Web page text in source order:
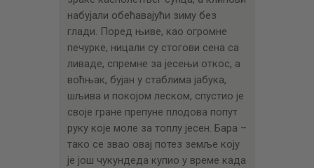
набујали обећавајући зиму без
глади. Поред њиве, као огромне
печурке, ницали су стогови сена са
ливаде, спремне за јесењи откос, а
воћњак, бујан у стаблима јабука,
шљива и покојом леском, спустио је
своје гране препуне плодова попут
руку које моле за топлу јесен. Бара –
тако се звао овај потез земље коју
је још чукундеда купио у време када